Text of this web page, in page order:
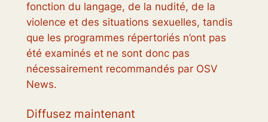
fonction du langage, de la nudité, de la
violence et des situations sexuelles, tandis
que les programmes répertoriés n’ont pas
été examinés et ne sont donc pas
nécessairement recommandés par OSV
News.
Diffusez maintenant